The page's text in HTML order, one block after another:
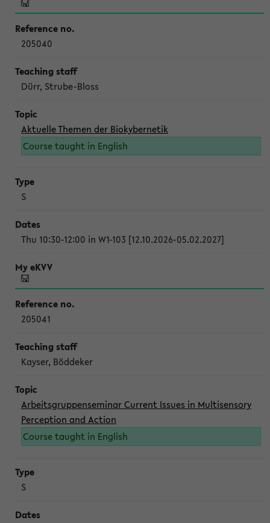
205040
Dürr, Strube-Bloss
Aktuelle Themen der Biokybernetik
Course taught in English
S
Thu 10:30-12:00 in W1-103 [12.10.2026-05.02.2027]
205041
Kayser, Böddeker
Arbeitsgruppenseminar Current Issues in Multisensory
Perception and Action
Course taught in English
S